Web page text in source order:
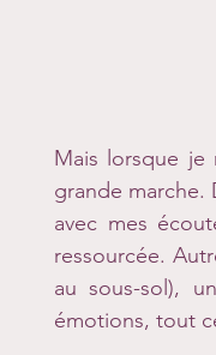
Mais lorsque je
grande marche.
avec mes
ressourcée.
au sous-sol),
émotions, tout